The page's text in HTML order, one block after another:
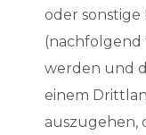
oder
(nachfolgend
werden und
einem
auszugehen,